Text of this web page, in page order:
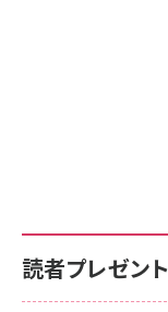
読者プレゼント